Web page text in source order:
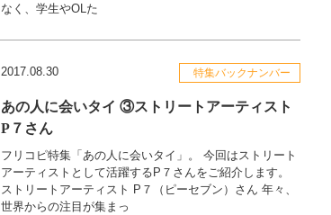
なく、学生やOLた
2017.08.30 特集バックナンバー
あの人に会いタイ ③ストリートアーティスト
P７さん
フリコピ特集「あの人に会いタイ」。 今回はストリート
アーティストとして活躍するP７さんをご紹介します。
ストリートアーティスト P７（ピーセブン）さん 年々、
世界からの注目が集まっ